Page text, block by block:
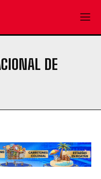
DE